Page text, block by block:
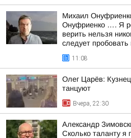
Михаил
Онуфриенко …. Я
верить нельзя
следует пробовать
11:08
Олег Царёв:
танцуют
Вчера, 22:30
Александр
Сколько таланту я